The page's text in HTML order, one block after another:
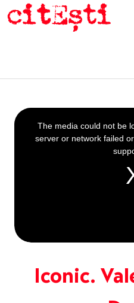
Iconic.
This
is
a
The media could not be
server or network failed